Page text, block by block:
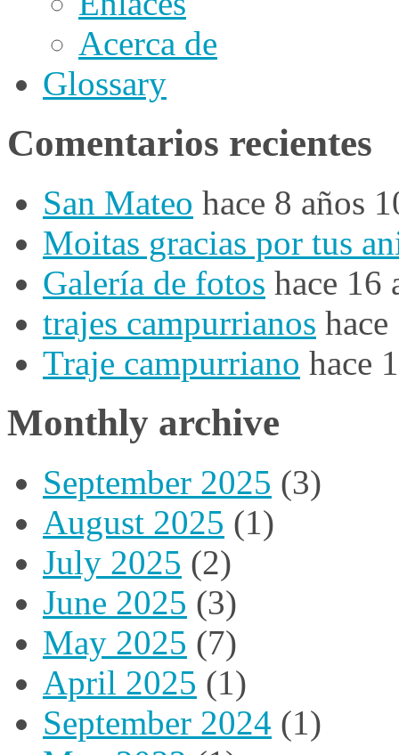
Acerca de
Glossary
Comentarios recientes
San Mateo hace 8 años
Moitas gracias por tus
Galería de fotos hace 16
trajes campurrianos
Traje campurriano hace
Monthly archive
September 2025 (3)
August 2025 (1)
July 2025 (2)
June 2025 (3)
May 2025 (7)
April 2025 (1)
September 2024 (1)